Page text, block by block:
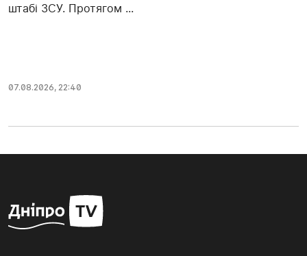
штабі ЗСУ. Протягом ...
07.08.2026, 22:40